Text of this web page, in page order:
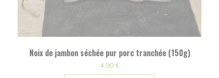
Noix de jambon séchée pur porc tranchée (150g)
4,90 €